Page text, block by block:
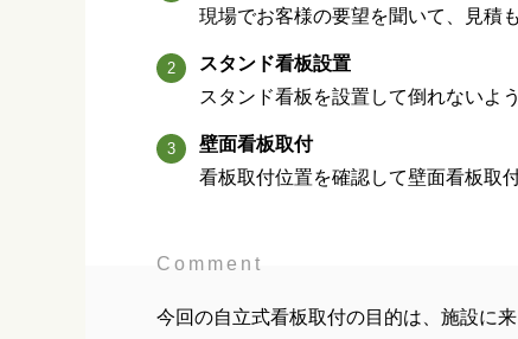
現場でお客様の要望を聞いて、見積
スタンド看板設置
スタンド看板を設置して倒れないよ
壁面看板取付
看板取付位置を確認して壁面看板取付
Comment
今回の自立式看板取付の目的は、施設に